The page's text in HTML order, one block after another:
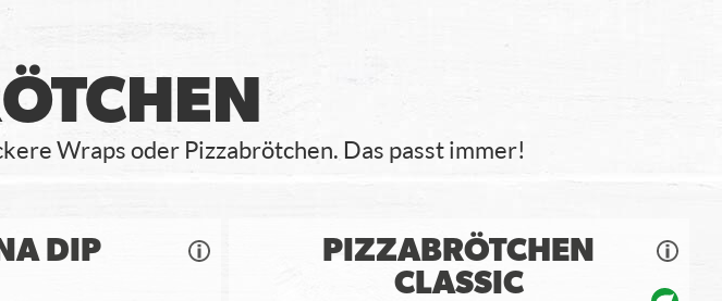
Wraps oder Pizzabrötchen. Das passt immer!
DIP
PIZZABRÖTCHEN
CLASSIC